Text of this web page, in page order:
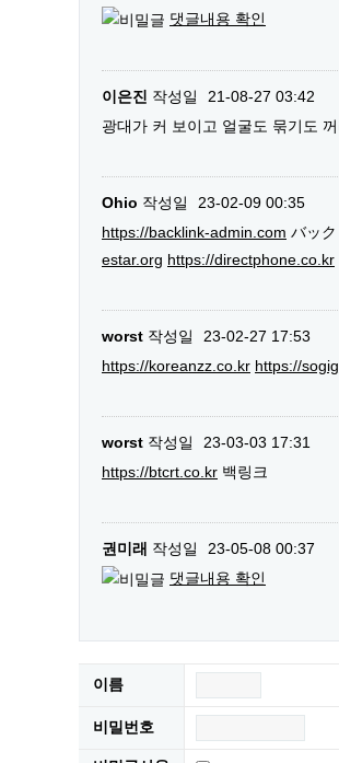
댓글내용 확인
이은진 작성일
21-08-27 03:42
광대가 커 보이고 얼굴도 묶기도
Ohio 작성일
23-02-09 00:35
https://backlink-admin.com バッ
estar.org https://directphone.co.kr
worst 작성일
23-02-27 17:53
https://koreanzz.co.kr https://
worst 작성일
23-03-03 17:31
https://btcrt.co.kr 백링크
권미래 작성일
23-05-08 00:37
댓글내용 확인
이름
비밀번호